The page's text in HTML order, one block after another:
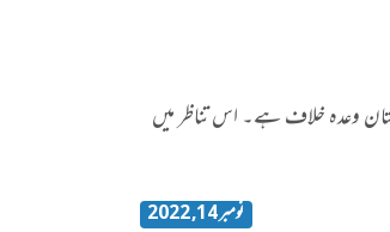
وعدہ خلاف ہے۔ اس تناظر میں
نومبر 14, 2022